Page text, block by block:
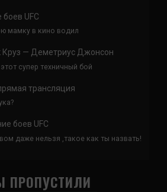
UFC
мамку в кино водил
— Деметриус Джонсон
супер техничный бой
трансляция
боев UFC
даже нельзя ,такое как ты назвать!
ПРОПУСТИЛИ